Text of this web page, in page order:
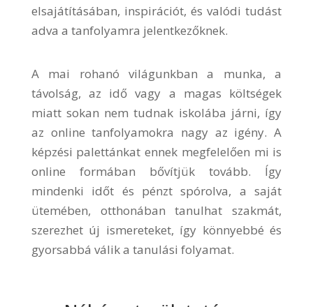
elsajátításában, inspirációt, és valódi tudást
adva a tanfolyamra jelentkezőknek.
A mai rohanó világunkban a
munka, a
távolság, az idő vagy a magas költségek
miatt sokan nem tudnak iskolába járni, így
az online tanfolyamokra nagy az igény. A
képzési palettánkat ennek megfelelően mi is
online formában bővítjük tovább. Így
mindenki időt és pénzt spórolva, a saját
ütemében, otthonában tanulhat szakmát,
szerezhet új ismereteket, így könnyebbé és
gyorsabbá válik a tanulási folyamat.